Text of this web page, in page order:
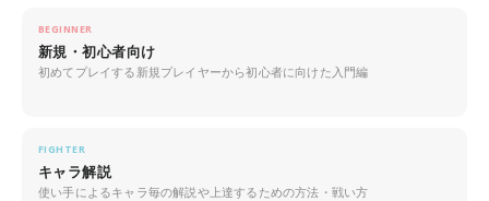
BEGINNER
新規・初心者向け
初めてプレイする新規プレイヤーから初心者に向けた入門編
FIGHTER
キャラ解説
使い手によるキャラ毎の解説や上達するための方法・戦い方